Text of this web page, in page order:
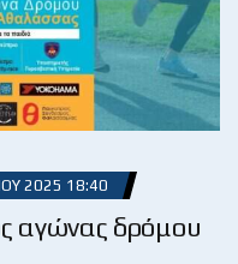
2025 18:40
αγώνας δρόμου